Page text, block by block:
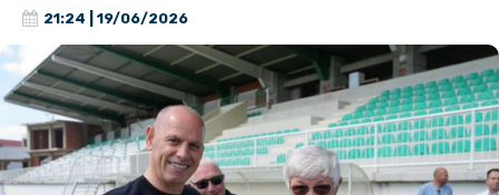
21:24 | 19/06/2026